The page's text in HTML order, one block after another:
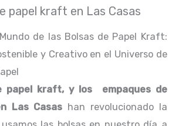
papel kraft en Las Casas
de las Bolsas de Papel Kraft:
y Creativo en el Universo de
papel kraft, y los empaques de
Las Casas han revolucionado la